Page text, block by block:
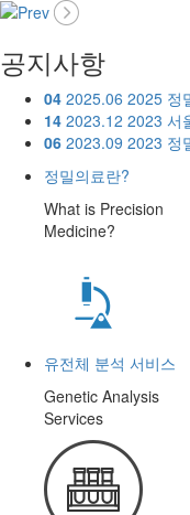
공지사항
04 2025.06 2025 정
14 2023.12 2023 서
06 2023.09 2023 정
정밀의료란?
What is Precision
Medicine?
유전체 분석 서비스
Genetic Analysis
Services